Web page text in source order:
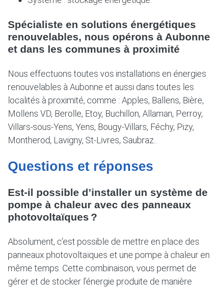
Spécialiste en solutions énergétiques
renouvelables, nous opérons à Aubonne
et dans les communes à proximité
Nous effectuons toutes vos installations en énergies
renouvelables à Aubonne et aussi dans toutes les
localités à proximité, comme : Apples, Ballens, Bière,
Mollens VD, Berolle, Etoy, Buchillon, Allaman, Perroy,
Villars-sous-Yens, Yens, Bougy-Villars, Féchy, Pizy,
Montherod, Lavigny, St-Livres, Saubraz..
Questions et réponses
Est-il possible d’installer un système de
pompe à chaleur avec des panneaux
photovoltaïques ?
Absolument, c’est possible de mettre en place des
panneaux photovoltaïques et une pompe à chaleur en
même temps. Cette combinaison, vous permet de
gérer et de stocker l’énergie produite de manière